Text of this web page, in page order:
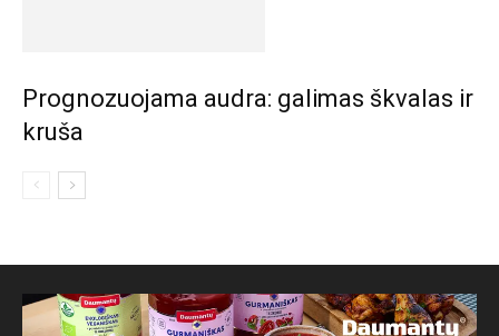
Prognozuojama audra: galimas škvalas ir
kruša